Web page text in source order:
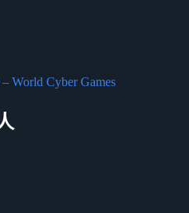
World Cyber Games